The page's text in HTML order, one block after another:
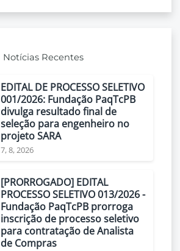
Notícias Recentes
EDITAL DE PROCESSO SELETIVO
001/2026: Fundação PaqTcPB
divulga resultado final de
seleção para engenheiro no
projeto SARA
7, 8, 2026
[PRORROGADO] EDITAL
PROCESSO SELETIVO 013/2026 -
Fundação PaqTcPB prorroga
inscrição de processo seletivo
para contratação de Analista
de Compras